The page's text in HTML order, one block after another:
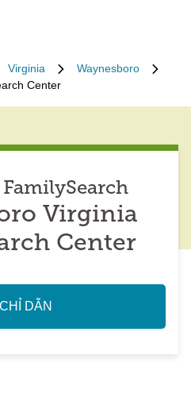
Virginia
Waynesboro
Center
Virginia
Center
DẪN